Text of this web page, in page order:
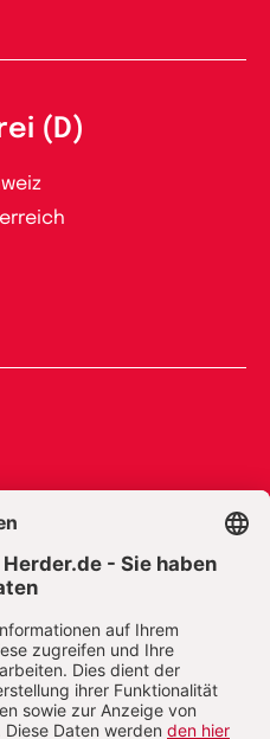
(D)
E-Books
Datenschutz
Barrierefreiheit